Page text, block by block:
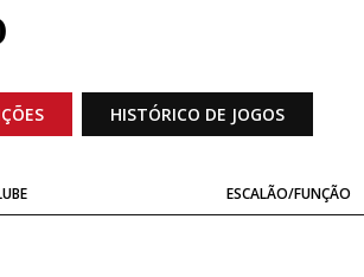
HISTÓRICO DE JOGOS
ESCALÃO/FUNÇÃO